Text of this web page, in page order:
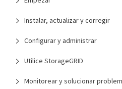
Instalar, actualizar y corregir
Configurar y administrar
Utilice StorageGRID
Monitorear y solucionar